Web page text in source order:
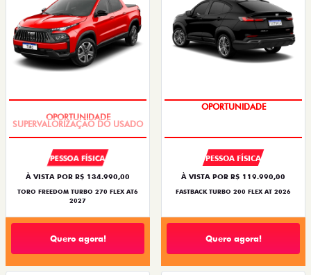
PESSOA FÍSICA
À VISTA POR R$ 134.990,00
TORO FREEDOM TURBO 270 FLEX AT6
2027
Quero agora!
OPORTUNIDADE
PESSOA FÍSICA
À VISTA POR R$ 119.990,00
FASTBACK TURBO 200 FLEX AT 2026
Quero agora!